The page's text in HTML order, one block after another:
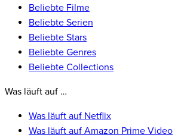
Beliebte Filme
Beliebte Serien
Beliebte Stars
Beliebte Genres
Beliebte Collections
Was läuft auf …
Was läuft auf Netflix
Was läuft auf Amazon Prime Video